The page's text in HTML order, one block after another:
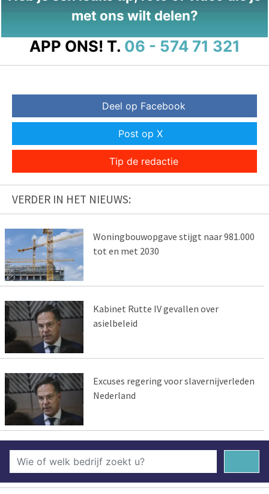
met ons wilt delen?
APP ONS! T. 06 - 574 71 321
Deel op Facebook
Post op X
Tip de redactie
VERDER IN HET NIEUWS:
Woningbouwopgave stijgt naar 981.000
tot en met 2030
Kabinet Rutte IV gevallen over
asielbeleid
Excuses regering voor slavernijverleden
Nederland